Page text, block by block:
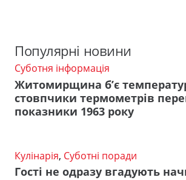
Популярні новини
Суботня інформація
Житомирщина б’є
стовпчики термометрів
показники 1963 року
Кулінарія, Суботні поради
Гості не одразу вгадують